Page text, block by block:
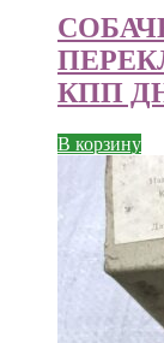
КПП
В корзину